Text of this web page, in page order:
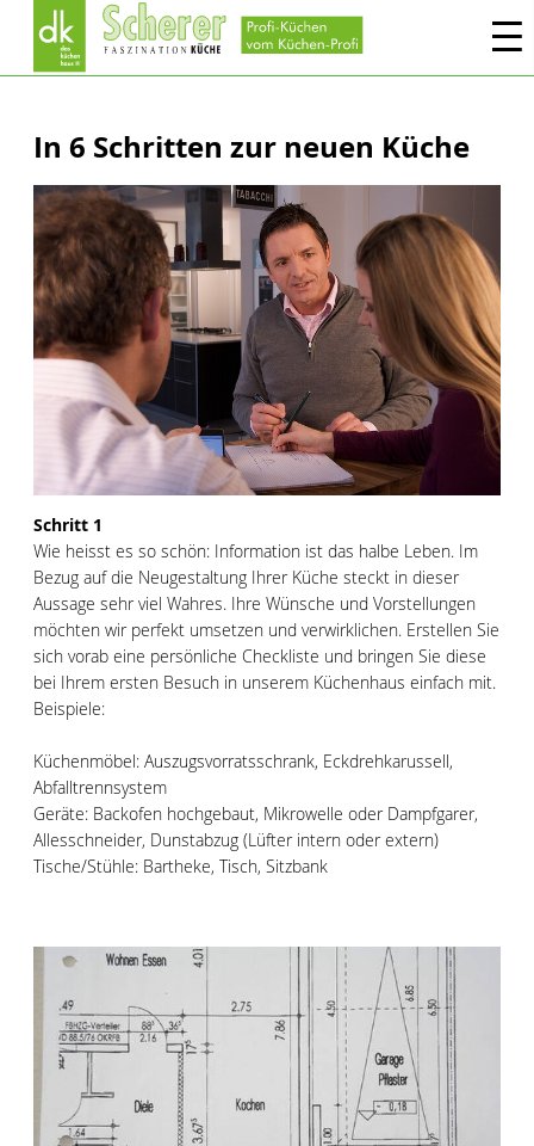
In 6 Schritten zur neuen Küche
Schritt 1
Wie heisst es so schön: Information ist das halbe Leben. Im
Bezug auf die Neugestaltung Ihrer Küche steckt in dieser
Aussage sehr viel Wahres. Ihre Wünsche und Vorstellungen
möchten wir perfekt umsetzen und verwirklichen. Erstellen Sie
sich vorab eine persönliche Checkliste und bringen Sie diese
bei Ihrem ersten Besuch in unserem Küchenhaus einfach mit.
Beispiele:
Küchenmöbel: Auszugsvorratsschrank, Eckdrehkarussell,
Abfalltrennsystem
Geräte: Backofen hochgebaut, Mikrowelle oder Dampfgarer,
Allesschneider, Dunstabzug (Lüfter intern oder extern)
Tische/Stühle: Bartheke, Tisch, Sitzbank